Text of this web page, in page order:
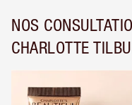
NOS
CHARLOTTE